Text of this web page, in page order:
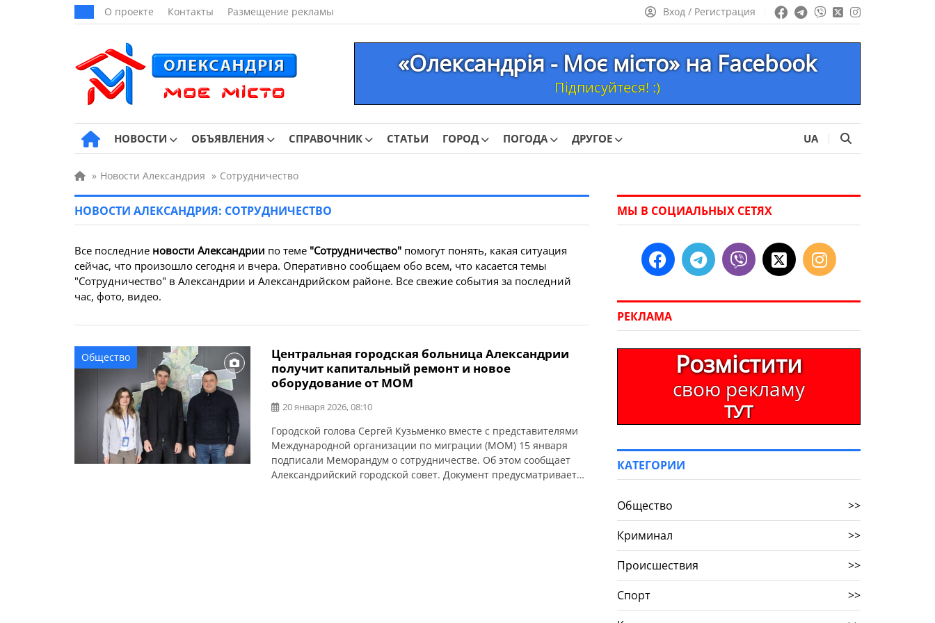
О проекте Контакты Размещение рекламы Вход / Регистрация
«Олександрія - Моє місто» на Facebook
Підписуйтеся! :)
НОВОСТИ ОБЪЯВЛЕНИЯ СПРАВОЧНИК СТАТЬИ ГОРОД ПОГОДА ДРУГОЕ UA
» Новости Александрия » Сотрудничество
НОВОСТИ АЛЕКСАНДРИЯ: СОТРУДНИЧЕСТВО
Все последние новости Александрии по теме "Сотрудничество" помогут понять, какая ситуация
сейчас, что произошло сегодня и вчера. Оперативно сообщаем обо всем, что касается темы
"Сотрудничество" в Александрии и Александрийском районе. Все свежие события за последний
час, фото, видео.
Общество
Центральная городская больница Александрии
получит капитальный ремонт и новое
оборудование от МОМ
20 января 2026, 08:10
Городской голова Сергей Кузьменко вместе с представителями
Международной организации по миграции (МОМ) 15 января
подписали Меморандум о сотрудничестве. Об этом сообщает
Александрийский городской совет. Документ предусматривает
МЫ В СОЦИАЛЬНЫХ СЕТЯХ
РЕКЛАМА
Розмістити
свою рекламу
ТУТ
КАТЕГОРИИ
Общество
>>
Криминал
>>
Происшествия
>>
Спорт
>>